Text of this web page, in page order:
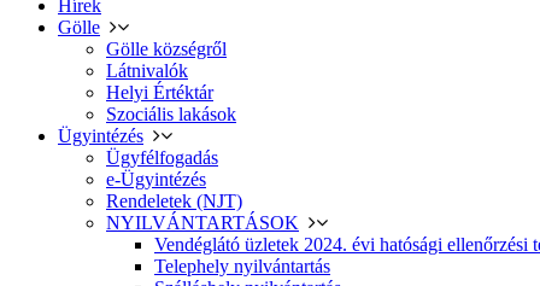
Hírek
Gölle
Gölle községről
Látnivalók
Helyi Értéktár
Szociális lakások
Ügyintézés
Ügyfélfogadás
e-Ügyintézés
Rendeletek (NJT)
NYILVÁNTARTÁSOK
Vendéglátó üzletek 2024. évi hatósági ellenőrzési
Telephely nyilvántartás